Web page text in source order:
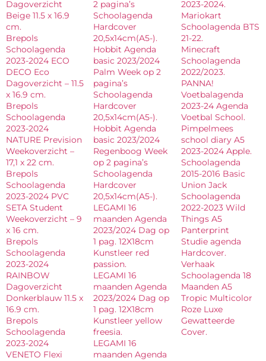
Dagoverzicht
Beige 11.5 x 16.9
cm.
Brepols
Schoolagenda
2023-2024 ECO
DECO Eco
Dagoverzicht – 11.5
x 16.9 cm.
Brepols
Schoolagenda
2023-2024
NATURE Prevision
Weekoverzicht –
17,1 x 22 cm.
Brepols
Schoolagenda
2023-2024 PVC
SETA Student
Weekoverzicht – 9
x 16 cm.
Brepols
Schoolagenda
2023-2024
RAINBOW
Dagoverzicht
Donkerblauw 11.5 x
16.9 cm.
Brepols
Schoolagenda
2023-2024
VENETO Flexi
2 pagina’s
Schoolagenda
Hardcover
20,5x14cm(A5-).
Hobbit Agenda
basic 2023/2024
Palm Week op 2
pagina’s
Schoolagenda
Hardcover
20,5x14cm(A5-).
Hobbit Agenda
basic 2023/2024
Regenboog Week
op 2 pagina’s
Schoolagenda
Hardcover
20,5x14cm(A5-).
LEGAMI 16
maanden Agenda
2023/2024 Dag op
1 pag. 12X18cm
Kunstleer red
passion.
LEGAMI 16
maanden Agenda
2023/2024 Dag op
1 pag. 12X18cm
Kunstleer yellow
freesia.
LEGAMI 16
maanden Agenda
2023-2024.
Mariokart
Schoolagenda BTS
21-22.
Minecraft
Schoolagenda
2022/2023.
PANNA!
Voetbalagenda
2023-24 Agenda
Voetbal School.
Pimpelmees
school diary A5
2023-2024 Apple.
Schoolagenda
2015-2016 Basic
Union Jack
Schoolagenda
2022-2023 Wild
Things A5
Panterprint
Studie agenda
Hardcover.
Verhaak
Schoolagenda 18
Maanden A5
Tropic Multicolor
Roze Luxe
Gewatteerde
Cover.